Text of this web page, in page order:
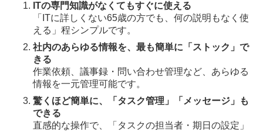
ITの専門知識がなくてもすぐに使える
「ITに詳しくない65歳の方でも、何の説明もなく使
える」程シンプルです。
社内のあらゆる情報を、最も簡単に「ストック」で
きる
作業依頼、議事録・問い合わせ管理など、あらゆる
情報を一元管理可能です。
驚くほど簡単に、「タスク管理」「メッセージ」も
できる
直感的な操作で、「タスクの担当者・期日の設定」